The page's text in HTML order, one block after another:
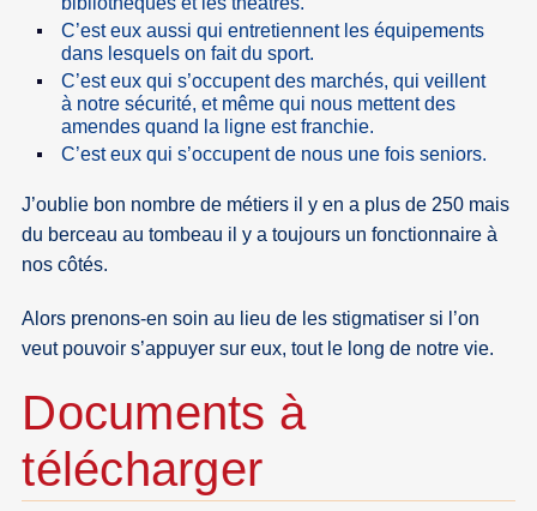
C’est eux aussi qui entretiennent les équipements
dans lesquels on fait du sport.
C’est eux qui s’occupent des marchés, qui veillent
à notre sécurité, et même qui nous mettent des
amendes quand la ligne est franchie.
C’est eux qui s’occupent de nous une fois seniors.
J’oublie bon nombre de métiers il y en a plus de 250 mais
du berceau au tombeau il y a toujours un fonctionnaire à
nos côtés.
Alors prenons-en soin au lieu de les stigmatiser si l’on
veut pouvoir s’appuyer sur eux, tout le long de notre vie.
Documents à
télécharger